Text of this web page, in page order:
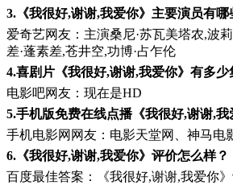
3.《我很好,谢谢,我爱你》主要演员有哪
爱奇艺网友：主演桑尼·苏瓦美塔农,波
差·蓬素差,苍井空,功博·占乍伦
4.喜剧片《我很好,谢谢,我爱你》有多少
电影吧网友：现在是HD
5.手机版免费在线点播《我很好,谢谢,我
手机电影网网友：电影天堂网、神马电
6.《我很好,谢谢,我爱你》评价怎么样？
百度最佳答案：《我很好,谢谢,我爱你